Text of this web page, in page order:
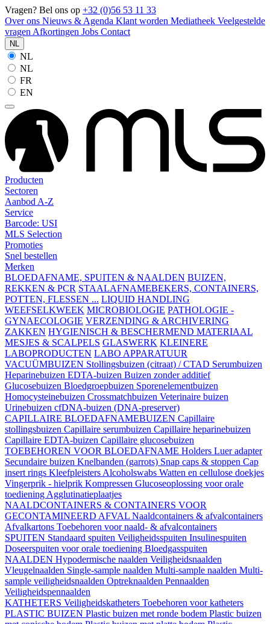
Vragen? Bel ons op +32 (0)56 53 11 33
Over ons Nieuws & Agenda Klant worden Mediatheek Veelgestelde
vragen Afkortingen Jobs Contact
NL
NL
NL
FR
EN
Producten
Sectoren
Aanbod A-Z
Service
Barcode: USI
MLS Selection
Promoties
Snel bestellen
Merken
BLOEDAFNAME, SPUITEN & NAALDEN BUIZEN,
REKKEN & PCR STAALAFNAMEBEKERS, CONTAINERS,
POTTEN, FLESSEN ... LIQUID HANDLING
WEEFSELKWEEK MICROBIOLOGIE PATHOLOGIE -
GYNAECOLOGIE VERZENDING & ARCHIVERING
ZAKKEN HYGIENISCH & BESCHERMEND MATERIAAL
MESJES & SCALPELS GLASWERK KLEINERE
LABOPRODUCTEN LABO APPARATUUR
VACUÜMBUIZEN Stollingsbuizen (citraat) / CTAD Serumbuizen
Heparinebuizen EDTA-buizen Buizen zonder additief
Glucosebuizen Bloedgroepbuizen Sporenelementbuizen
Homocysteinebuizen Crossmatchbuizen Veterinaire buizen
Urinebuizen cfDNA-buizen (DNA-preserver)
CAPILLAIRE BLOEDAFNAMEBUIZEN Capillaire
stollingsbuizen Capillaire serumbuizen Capillaire heparinebuizen
Capillaire EDTA-buizen Capillaire glucosebuizen
TOEBEHOREN VOOR BLOEDAFNAME Holders Luer adapter
Secundaire buizen Knelbanden (garrots) Snap caps & stoppen Cap
insert rings Kleefpleisters Alcoholswabs Watten en cellulose doekjes
Vingerprik - hielprik Kompressen Glucoseoplossing voor orale
toediening Agglutinatieplaatjes
NAALDCONTAINERS & CONTAINERS VOOR
GECONTAMINEERD AFVAL Naaldcontainers & afvalcontainers
Afvalkartons Toebehoren voor naald- & afvalcontainers
SPUITEN Standaard spuiten Veiligheidsspuiten Insulinespuiten
Doseerspuiten voor orale toediening Bloedgasspuiten
NAALDEN Hypodermische naalden Veiligheidsnaalden
Vleugelnaalden Single-sample naalden Multi-sample naalden Multi-
sample veiligheidsnaalden Optreknaalden Pennaalden
Veiligheidspennaalden
KATHETERS Veiligheidskatheters Toebehoren voor katheters
PLASTIC BUIZEN Plastic buizen met ronde bodem Plastic buizen